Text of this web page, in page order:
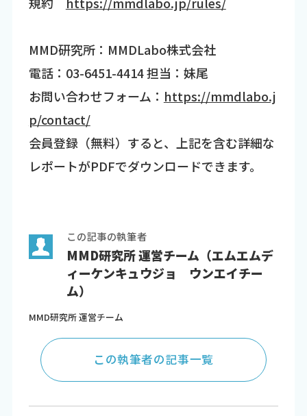
MMD研究所：MMDLabo株式会社
電話：03-6451-4414 担当：妹尾
お問い合わせフォーム： https://mmdlabo.j
p/contact/
会員登録（無料）すると、上記を含む詳細な
レポートがPDFでダウンロードできます。
この記事の執筆者
MMD研究所 運営チーム（エムエムデ
ィーケンキュウジョ ウンエイチー
ム）
MMD研究所 運営チーム
この執筆者の記事一覧